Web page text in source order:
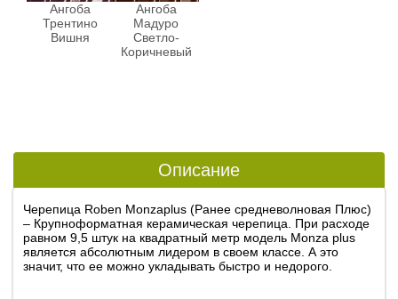
Ангоба
Трентино
Вишня
Ангоба
Мадуро
Светло-
Коричневый
Описание
Черепица Roben Monzaplus (Ранее средневолновая Плюс)
– Крупноформатная керамическая черепица. При расходе
равном 9,5 штук на квадратный метр модель Monza plus
является абсолютным лидером в своем классе. А это
значит, что ее можно укладывать быстро и недорого.